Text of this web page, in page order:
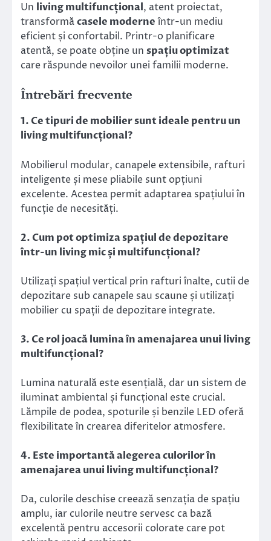
Un living multifuncțional, atent proiectat,
transformăcasele moderneîntr-un mediu
eficient și confortabil. Printr-o planificare
atentă, se poate obține un spațiu optimizat
care răspunde nevoilor unei familii moderne.
Întrebări frecvente
1. Ce tipuri de mobilier sunt ideale pentru un
living multifuncțional?
Mobilierul modular, canapele extensibile, rafturi
inteligente și mese pliabile sunt opțiuni
excelente. Acestea permit adaptarea spațiului în
funcție de necesități.
2. Cum pot optimiza spațiul de depozitare
într-un living mic și multifuncțional?
Utilizați spațiul vertical prin rafturi înalte, cutii de
depozitare sub canapele sau scaune și utilizați
mobilier cu spații de depozitare integrate.
3. Ce rol joacă lumina în amenajarea unui living
multifuncțional?
Lumina naturală este esențială, dar un sistem de
iluminat ambiental și funcțional este crucial.
Lămpile de podea, spoturile și benzile LED oferă
flexibilitate în crearea diferitelor atmosfere.
4. Este importantă alegerea culorilor în
amenajarea unui living multifuncțional?
Da, culorile deschise creează senzația de spațiu
amplu, iar culorile neutre servesc ca bază
excelentă pentru accesorii colorate care pot